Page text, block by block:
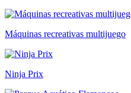
Máquinas recreativas multijuego
Ninja Prix